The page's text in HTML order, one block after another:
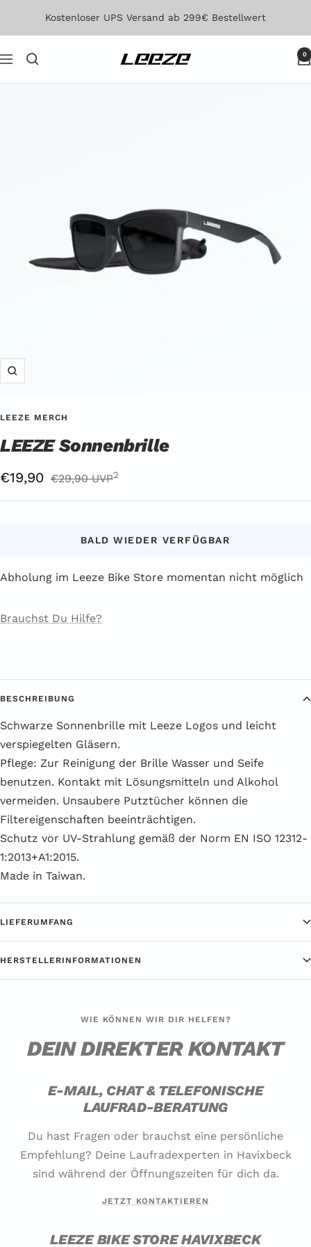
Kostenloser UPS Versand ab 299€ Bestellwert
Navigation Leeze 0
Zoom
LEEZE MERCH
LEEZE Sonnenbrille
Angebotspreis
€19,90 Regulärer
€29,90 UVP2
BALD WIEDER VERFÜGBAR
Abholung im Leeze Bike Store momentan nicht möglich
Brauchst Du Hilfe?
BESCHREIBUNG
Schwarze Sonnenbrille mit Leeze Logos und leicht
verspiegelten Gläsern.
Pflege: Zur Reinigung der Brille Wasser und Seife
benutzen. Kontakt mit Lösungsmitteln und Alkohol
vermeiden. Unsaubere Putztücher können die
Filtereigenschaften beeinträchtigen.
Schutz vor UV-Strahlung gemäß der Norm EN ISO 12312-
1:2013+A1:2015.
Made in Taiwan.
LIEFERUMFANG
HERSTELLERINFORMATIONEN
WIE KÖNNEN WIR DIR HELFEN?
DEIN DIREKTER KONTAKT
E-MAIL, CHAT & TELEFONISCHE
LAUFRAD-BERATUNG
Du hast Fragen oder brauchst eine persönliche
Empfehlung? Deine Laufradexperten in Havixbeck
sind während der Öffnungszeiten für dich da.
JETZT KONTAKTIEREN
LEEZE BIKE STORE HAVIXBECK